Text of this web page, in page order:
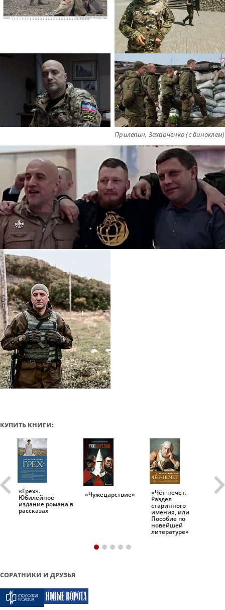
Прилепин, Захарченко (с биноклем)
КУПИТЬ КНИГИ:
«Грех».
Юбилейное
издание романа в
рассказах
«Чужецарствие» «Чёт-нечет.
Раздел
старинного
имения, или
Пособие по
новейшей
литературе»
СОРАТНИКИ И ДРУЗЬЯ